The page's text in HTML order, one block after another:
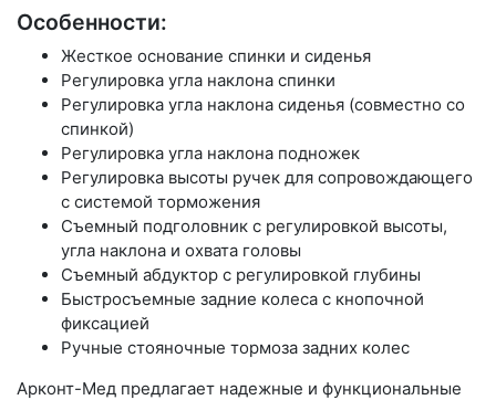
Особенности:
Жесткое основание спинки и сиденья
Регулировка угла наклона спинки
Регулировка угла наклона сиденья (совместно со
спинкой)
Регулировка угла наклона подножек
Регулировка высоты ручек для сопровождающего
с системой торможения
Съемный подголовник с регулировкой высоты,
угла наклона и охвата головы
Съемный абдуктор с регулировкой глубины
Быстросъемные задние колеса с кнопочной
фиксацией
Ручные стояночные тормоза задних колес
Арконт-Мед предлагает надежные и функциональные